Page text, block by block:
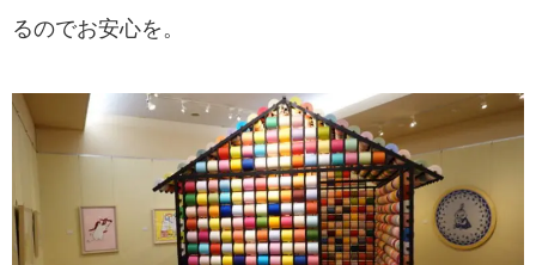
るのでお安心を。